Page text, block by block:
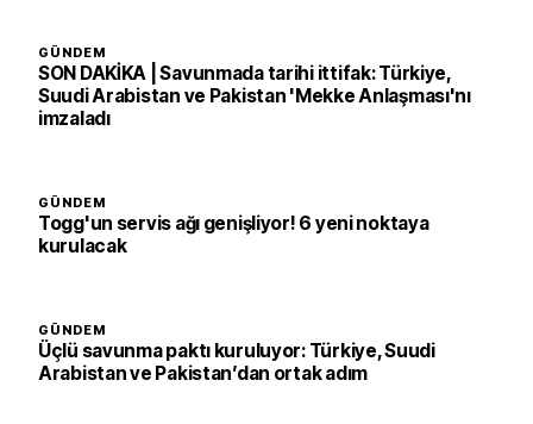
GÜNDEM
SON DAKİKA | Savunmada tarihi ittifak: Türkiye,
Suudi Arabistan ve Pakistan 'Mekke Anlaşması'nı
imzaladı
GÜNDEM
Togg'un servis ağı genişliyor! 6 yeni noktaya
kurulacak
GÜNDEM
Üçlü savunma paktı kuruluyor: Türkiye, Suudi
Arabistan ve Pakistan’dan ortak adım